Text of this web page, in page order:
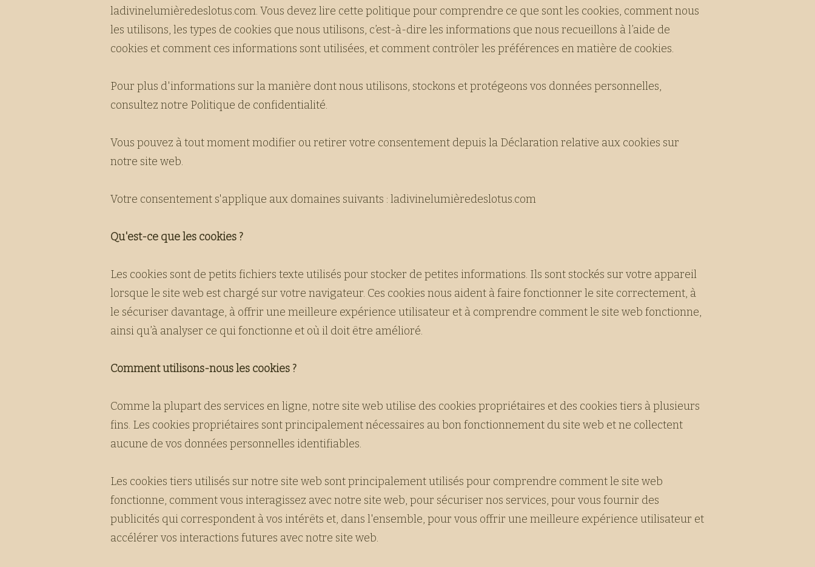
ladivinelumièredeslotus.com. Vous devez lire cette politique pour comprendre ce que sont les cookies, comment nous
les utilisons, les types de cookies que nous utilisons, c’est-à-dire les informations que nous recueillons à l’aide de
cookies et comment ces informations sont utilisées, et comment contrôler les préférences en matière de cookies.
Pour plus d'informations sur la manière dont nous utilisons, stockons et protégeons vos données personnelles,
consultez notre Politique de confidentialité.
Vous pouvez à tout moment modifier ou retirer votre consentement depuis la Déclaration relative aux cookies sur
notre site web.
Votre consentement s'applique aux domaines suivants : ladivinelumièredeslotus.com
Qu'est-ce que les cookies ?
Les cookies sont de petits fichiers texte utilisés pour stocker de petites informations. Ils sont stockés sur votre appareil
lorsque le site web est chargé sur votre navigateur. Ces cookies nous aident à faire fonctionner le site correctement, à
le sécuriser davantage, à offrir une meilleure expérience utilisateur et à comprendre comment le site web fonctionne,
ainsi qu’à analyser ce qui fonctionne et où il doit être amélioré.
Comment utilisons-nous les cookies ?
Comme la plupart des services en ligne, notre site web utilise des cookies propriétaires et des cookies tiers à plusieurs
fins. Les cookies propriétaires sont principalement nécessaires au bon fonctionnement du site web et ne collectent
aucune de vos données personnelles identifiables.
Les cookies tiers utilisés sur notre site web sont principalement utilisés pour comprendre comment le site web
fonctionne, comment vous interagissez avec notre site web, pour sécuriser nos services, pour vous fournir des
publicités qui correspondent à vos intérêts et, dans l'ensemble, pour vous offrir une meilleure expérience utilisateur et
accélérer vos interactions futures avec notre site web.